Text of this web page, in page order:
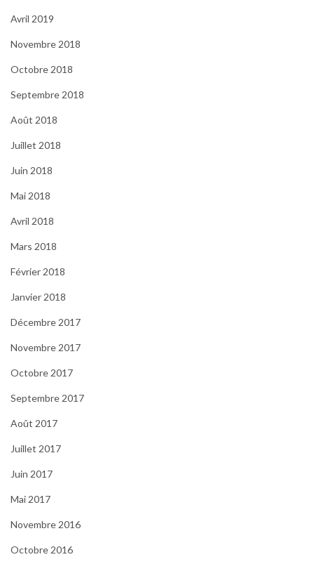
Avril 2019
Novembre 2018
Octobre 2018
Septembre 2018
Août 2018
Juillet 2018
Juin 2018
Mai 2018
Avril 2018
Mars 2018
Février 2018
Janvier 2018
Décembre 2017
Novembre 2017
Octobre 2017
Septembre 2017
Août 2017
Juillet 2017
Juin 2017
Mai 2017
Novembre 2016
Octobre 2016